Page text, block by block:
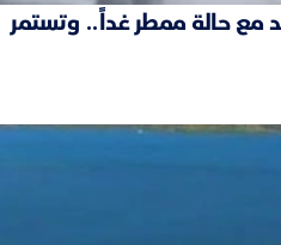
مع حالة ممطر غداً.. وتستمر